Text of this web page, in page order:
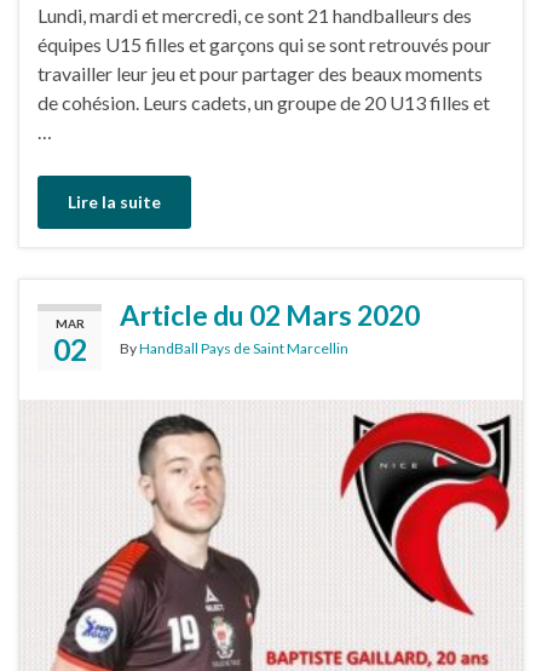
Lundi, mardi et mercredi, ce sont 21 handballeurs des
équipes U15 filles et garçons qui se sont retrouvés pour
travailler leur jeu et pour partager des beaux moments
de cohésion. Leurs cadets, un groupe de 20 U13 filles et
…
Lire la suite
MAR
02
Article du 02 Mars 2020
ByHandBall Pays de Saint Marcellin